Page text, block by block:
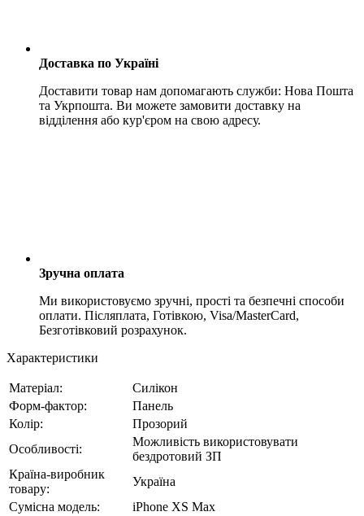
Доставка по Україні
Доставити товар нам допомагають служби: Нова Пошта
та Укрпошта. Ви можете замовити доставку на
відділення або кур'єром на свою адресу.
Зручна оплата
Ми використовуємо зручні, прості та безпечні способи
оплати. Післяплата, Готівкою, Visa/MasterCard,
Безготівковий розрахунок.
Характеристики
Матеріал:
Силікон
Форм-фактор:
Панель
Колір:
Прозорий
Особливості:
Можливість використовувати
бездротовий ЗП
Країна-виробник
товару:
Україна
Сумісна модель:
iPhone XS Max